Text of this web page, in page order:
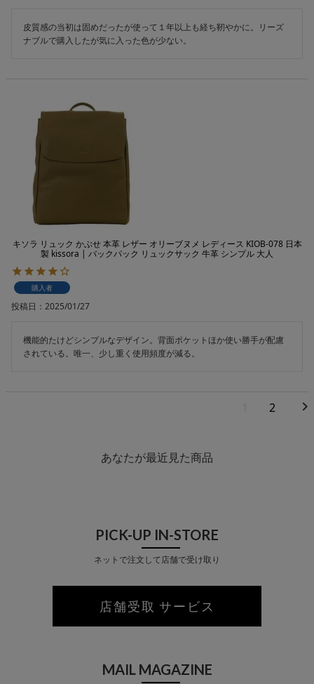
皮質感の当初は固めだったが使って１年以上も経ち靭やかに。リーズ
ナブルで購入したが気に入った色が少ない。
キソラ リュック かぶせ 本革 レザー オリーブヌメ レディース KIOB-078 日本
製 kissora | バックパック リュックサック 牛革 シンプル 大人
購入者
投稿日 2025/01/27
機能的たけどシンプルなデザイン。背面ポケットほか使い勝手が配慮
されている。唯一、少し重く使用頻度が減る。
2
あなたが最近見た商品
PICK-UP IN-STORE
ネットで注文して店舗で受け取り
店舗受取 サービス
MAIL MAGAZINE